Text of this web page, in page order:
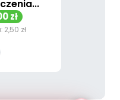
zł
2,50 zł